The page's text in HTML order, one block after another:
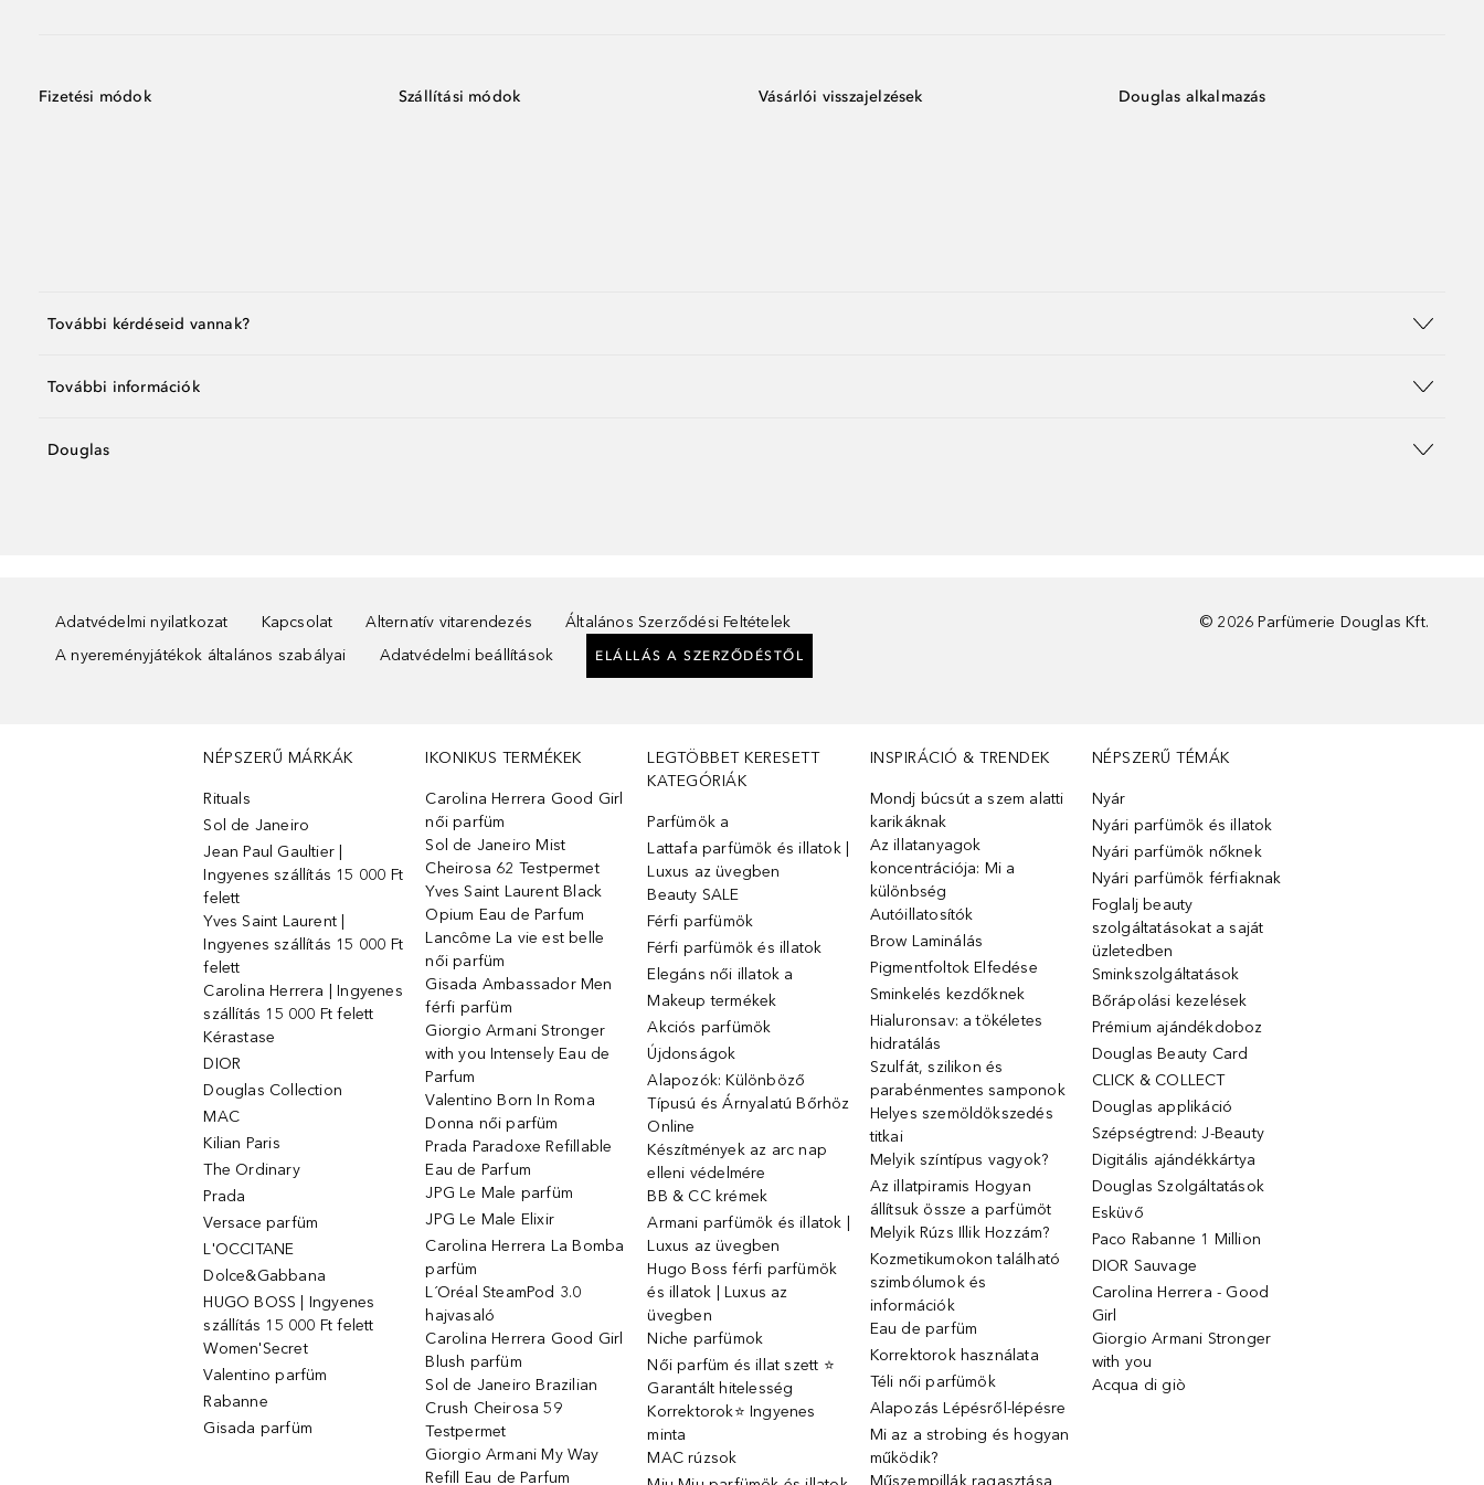
Fizetési módok Szállítási módok Vásárlói visszajelzések Douglas alkalmazás
További kérdéseid vannak?
További információk
Douglas
Adatvédelmi nyilatkozat Kapcsolat Alternatív vitarendezés
Általános Szerződési Feltételek
A nyereményjátékok általános szabályai
Adatvédelmi beállítások ELÁLLÁS A SZERZŐDÉSTŐL
© 2026 Parfümerie Douglas Kft.
NÉPSZERŰ MÁRKÁK
Rituals
Sol de Janeiro
Jean Paul Gaultier |
Ingyenes szállítás 15 000 Ft
felett
Yves Saint Laurent |
Ingyenes szállítás 15 000 Ft
felett
Carolina Herrera | Ingyenes
szállítás 15 000 Ft felett
Kérastase
DIOR
Douglas Collection
MAC
Kilian Paris
The Ordinary
Prada
Versace parfüm
L'OCCITANE
Dolce&Gabbana
HUGO BOSS | Ingyenes
szállítás 15 000 Ft felett
Women'Secret
Valentino parfüm
Rabanne
Gisada parfüm
IKONIKUS TERMÉKEK
Carolina Herrera Good Girl
női parfüm
Sol de Janeiro Mist
Cheirosa 62 Testpermet
Yves Saint Laurent Black
Opium Eau de Parfum
Lancôme La vie est belle
női parfüm
Gisada Ambassador Men
férfi parfüm
Giorgio Armani Stronger
with you Intensely Eau de
Parfum
Valentino Born In Roma
Donna női parfüm
Prada Paradoxe Refillable
Eau de Parfum
JPG Le Male parfüm
JPG Le Male Elixir
Carolina Herrera La Bomba
parfüm
L´Oréal SteamPod 3.0
hajvasaló
Carolina Herrera Good Girl
Blush parfüm
Sol de Janeiro Brazilian
Crush Cheirosa 59
Testpermet
Giorgio Armani My Way
Refill Eau de Parfum
LEGTÖBBET KERESETT
KATEGÓRIÁK
Parfümök ️a
Lattafa parfümök és illatok |
Luxus az üvegben
Beauty SALE
Férfi parfümök
Férfi parfümök és illatok
Elegáns női illatok ️a
Makeup termékek
Akciós parfümök
Újdonságok
Alapozók: Különböző
Típusú és Árnyalatú Bőrhöz
Online
Készítmények az arc nap
elleni védelmére
BB & CC krémek
Armani parfümök és illatok |
Luxus az üvegben
Hugo Boss férfi parfümök
és illatok | Luxus az
üvegben
Niche parfümok
Női parfüm és illat szett ⭐
Garantált hitelesség
Korrektorok⭐ Ingyenes
minta
MAC rúzsok
INSPIRÁCIÓ & TRENDEK
Mondj búcsút a szem alatti
karikáknak
Az illatanyagok
koncentrációja: Mi a
különbség
Autóillatosítók
Brow Laminálás
Pigmentfoltok Elfedése
Sminkelés kezdőknek
Hialuronsav: a tökéletes
hidratálás
Szulfát, szilikon és
parabénmentes samponok
Helyes szemöldökszedés
titkai
Melyik színtípus vagyok?
Az illatpiramis Hogyan
állítsuk össze a parfümöt
Melyik Rúzs Illik Hozzám?
Kozmetikumokon található
szimbólumok és
információk
Eau de parfüm
Korrektorok használata
Téli női parfümök
Alapozás Lépésről-lépésre
Mi az a strobing és hogyan
működik?
Műszempillák ragasztása
NÉPSZERŰ TÉMÁK
Nyár
Nyári parfümök és illatok
Nyári parfümök nőknek
Nyári parfümök férfiaknak
Foglalj beauty
szolgáltatásokat a saját
üzletedben
Sminkszolgáltatások
Bőrápolási kezelések
Prémium ajándékdoboz
Douglas Beauty Card
CLICK & COLLECT
Douglas applikáció
Szépségtrend: J-Beauty
Digitális ajándékkártya
Douglas Szolgáltatások
Esküvő
Paco Rabanne 1 Million
DIOR Sauvage
Carolina Herrera - Good
Girl
Giorgio Armani Stronger
with you
Acqua di giò